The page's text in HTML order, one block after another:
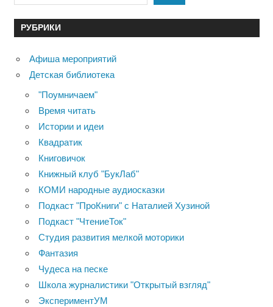
РУБРИКИ
Афиша мероприятий
Детская библиотека
"Поумничаем"
Время читать
Истории и идеи
Квадратик
Книговичок
Книжный клуб "БукЛаб"
КОМИ народные аудиосказки
Подкаст "ПроКниги" с Наталией Хузиной
Подкаст "ЧтениеТок"
Студия развития мелкой моторики
Фантазия
Чудеса на песке
Школа журналистики "Открытый взгляд"
ЭкспериментУМ